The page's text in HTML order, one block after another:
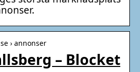
› annonser
– Blocket